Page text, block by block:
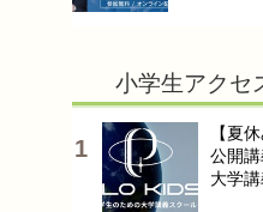
小学生アクセ
【夏
公開
大学